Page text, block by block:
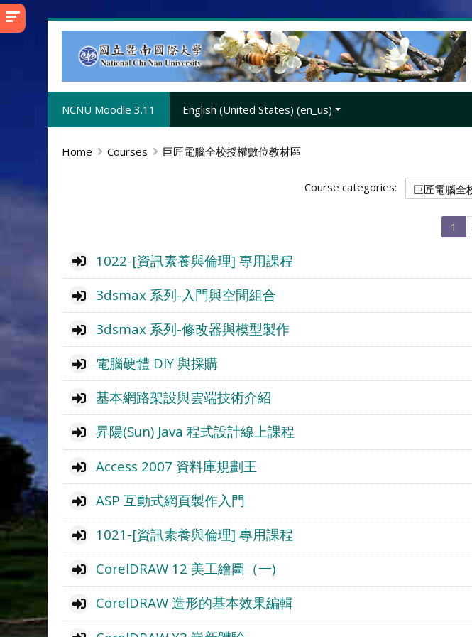
Skip
NCNU Moodle 3.11 English (United States) ‎(en_us)‎
Home Courses 巨匠電腦全校授權數位教材區
Course categories:
1
1
1022-[資訊素養與倫理] 專用課程
3dsmax 系列-入門與空間組合
3dsmax 系列-修改器與模型製作
電腦硬體 DIY 與採購
基本網路架設與雲端技術介紹
昇陽(Sun) Java 程式設計線上課程
Access 2007 資料庫規劃王
ASP 互動式網頁製作入門
1021-[資訊素養與倫理] 專用課程
CorelDRAW 12 美工繪圖（一)
CorelDRAW 造形的基本效果編輯